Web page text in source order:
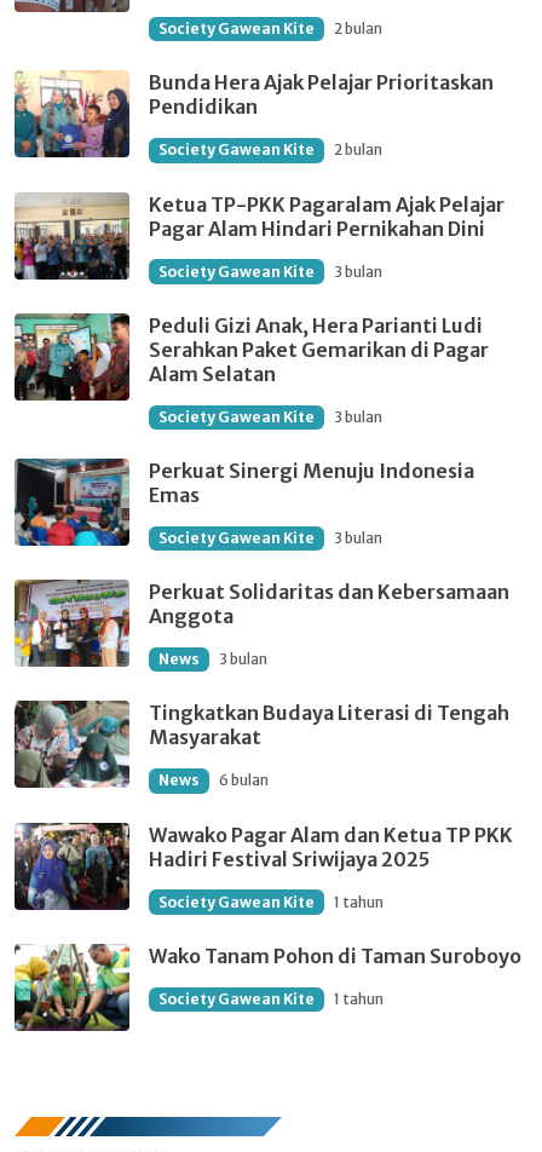
Society Gawean Kite 2 bulan
Bunda Hera Ajak Pelajar Prioritaskan
Pendidikan
Society Gawean Kite 2 bulan
Ketua TP-PKK Pagaralam Ajak Pelajar
Pagar Alam Hindari Pernikahan Dini
Society Gawean Kite 3 bulan
Peduli Gizi Anak, Hera Parianti Ludi
Serahkan Paket Gemarikan di Pagar
Alam Selatan
Society Gawean Kite 3 bulan
Perkuat Sinergi Menuju Indonesia
Emas
Society Gawean Kite 3 bulan
Perkuat Solidaritas dan Kebersamaan
Anggota
News 3 bulan
Tingkatkan Budaya Literasi di Tengah
Masyarakat
News 6 bulan
Wawako Pagar Alam dan Ketua TP PKK
Hadiri Festival Sriwijaya 2025
Society Gawean Kite 1 tahun
Wako Tanam Pohon di Taman Suroboyo
Society Gawean Kite 1 tahun